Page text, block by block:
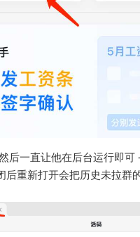
后一直让他在后台运行即
重新打开会把历史未拉群